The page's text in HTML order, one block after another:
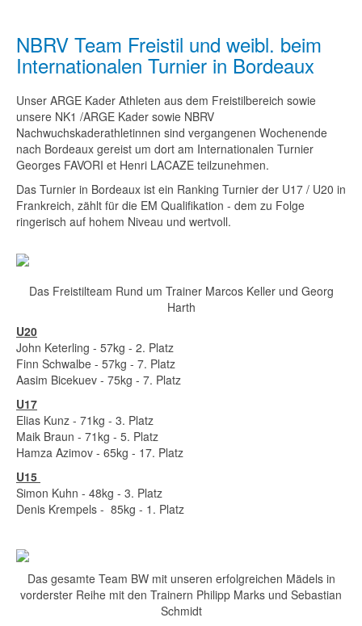
NBRV Team Freistil und weibl. beim
Internationalen Turnier in Bordeaux
Unser ARGE Kader Athleten aus dem Freistilbereich sowie
unsere NK1 /ARGE Kader sowie NBRV
Nachwuchskaderathletinnen sind vergangenen Wochenende
nach Bordeaux gereist um dort am Internationalen Turnier
Georges FAVORI et Henri LACAZE teilzunehmen.
Das Turnier in Bordeaux ist ein Ranking Turnier der U17 / U20 in
Frankreich, zählt für die EM Qualifikation - dem zu Folge
ringerisch auf hohem Niveau und wertvoll.
Das Freistilteam Rund um Trainer Marcos Keller und Georg
Harth
U20
John Keterling - 57kg - 2. Platz
Finn Schwalbe - 57kg - 7. Platz
Aasim Bicekuev - 75kg - 7. Platz
U17
Elias Kunz - 71kg - 3. Platz
Maik Braun - 71kg - 5. Platz
Hamza Azimov - 65kg - 17. Platz
U15
Simon Kuhn - 48kg - 3. Platz
Denis Krempels - 85kg - 1. Platz
Das gesamte Team BW mit unseren erfolgreichen Mädels in
vorderster Reihe mit den Trainern Philipp Marks und Sebastian
Schmidt